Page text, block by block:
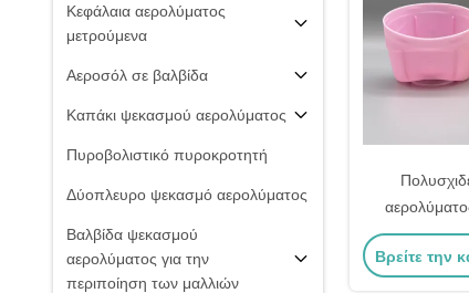
Κεφάλαια αερολύματος
μετρούμενα
Αεροσόλ σε βαλβίδα
Καπάκι ψεκασμού αερολύματος
Πυροβολιστικό πυροκροτητή
Δύοπλευρο ψεκασμό αερολύματος
Βαλβίδα ψεκασμού
αερολύματος για την
περιποίηση των μαλλιών
ψεκασμού για
Βρείτε την